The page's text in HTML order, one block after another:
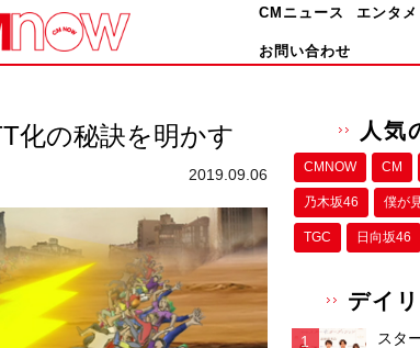
CMニュース エンタメ
お問い合わせ
化の秘訣を明かす
2019.09.06
人気
CMNOW CM
乃木坂46 僕が
TGC 日向坂46
デイ
スタ